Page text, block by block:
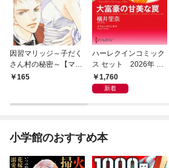
因習マリッジ～子だく
さん村の秘密～【マイ
クロ】（１）
165
ハーレクインコミック
ス セット 2026年 vo
l.1066
1,760
新着
小学館のおすすめ本